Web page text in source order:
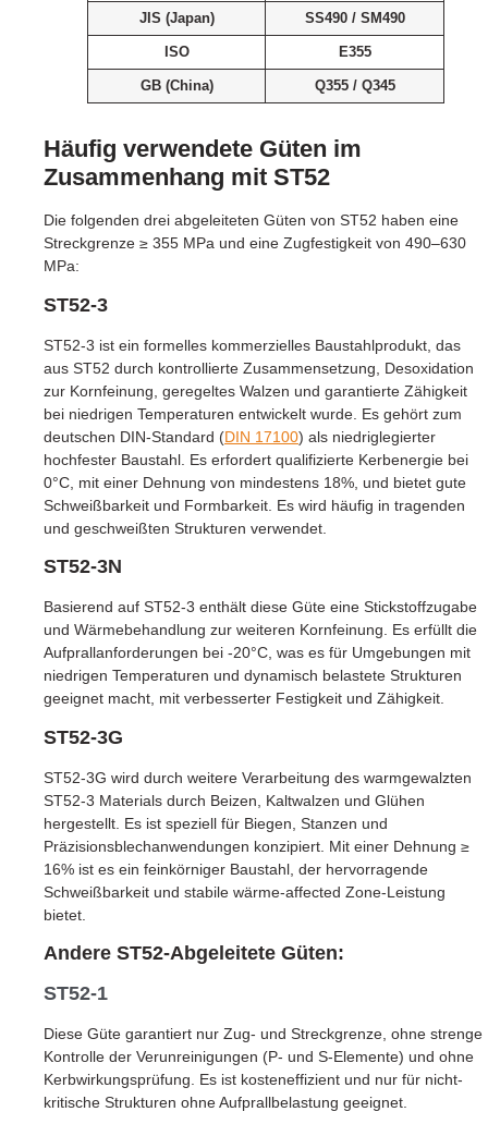
JIS (Japan) SS490 / SM490
ISO E355
GB (China) Q355 / Q345
Häufig verwendete Güten im
Zusammenhang mit ST52
Die folgenden drei abgeleiteten Güten von ST52 haben eine
Streckgrenze ≥ 355 MPa und eine Zugfestigkeit von 490–630
MPa:
ST52-3
ST52-3 ist ein formelles kommerzielles Baustahlprodukt, das
aus ST52 durch kontrollierte Zusammensetzung, Desoxidation
zur Kornfeinung, geregeltes Walzen und garantierte Zähigkeit
bei niedrigen Temperaturen entwickelt wurde. Es gehört zum
deutschen DIN-Standard (DIN 17100) als niedriglegierter
hochfester Baustahl. Es erfordert qualifizierte Kerbenergie bei
0°C, mit einer Dehnung von mindestens 18%, und bietet gute
Schweißbarkeit und Formbarkeit. Es wird häufig in tragenden
und geschweißten Strukturen verwendet.
ST52-3N
Basierend auf ST52-3 enthält diese Güte eine Stickstoffzugabe
und Wärmebehandlung zur weiteren Kornfeinung. Es erfüllt die
Aufprallanforderungen bei -20°C, was es für Umgebungen mit
niedrigen Temperaturen und dynamisch belastete Strukturen
geeignet macht, mit verbesserter Festigkeit und Zähigkeit.
ST52-3G
ST52-3G wird durch weitere Verarbeitung des warmgewalzten
ST52-3 Materials durch Beizen, Kaltwalzen und Glühen
hergestellt. Es ist speziell für Biegen, Stanzen und
Präzisionsblechanwendungen konzipiert. Mit einer Dehnung ≥
16% ist es ein feinkörniger Baustahl, der hervorragende
Schweißbarkeit und stabile wärme-affected Zone-Leistung
bietet.
Andere ST52-Abgeleitete Güten:
ST52-1
Diese Güte garantiert nur Zug- und Streckgrenze, ohne strenge
Kontrolle der Verunreinigungen (P- und S-Elemente) und ohne
Kerbwirkungsprüfung. Es ist kosteneffizient und nur für nicht-
kritische Strukturen ohne Aufprallbelastung geeignet.